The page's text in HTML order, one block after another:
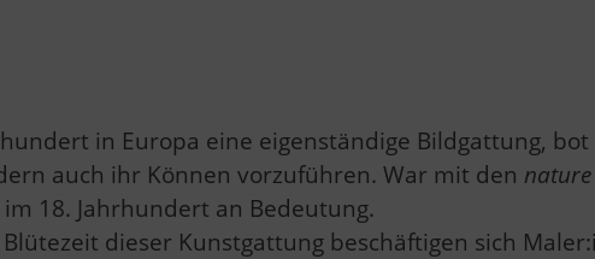
in Europa eine eigenständige Bildgattung,
auch ihr Können vorzuführen. War mit den
18. Jahrhundert an Bedeutung.
dieser Kunstgattung beschäftigen sich